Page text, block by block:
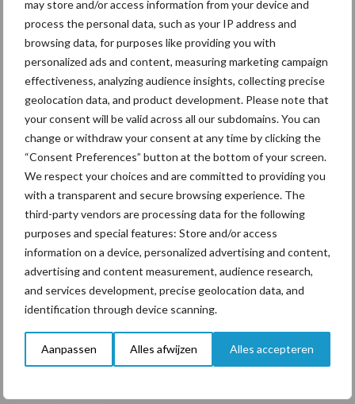
may store and/or access information from your device and
process the personal data, such as your IP address and
browsing data, for purposes like providing you with
personalized ads and content, measuring marketing campaign
effectiveness, analyzing audience insights, collecting precise
geolocation data, and product development. Please note that
your consent will be valid across all our subdomains. You can
change or withdraw your consent at any time by clicking the
“Consent Preferences” button at the bottom of your screen.
We respect your choices and are committed to providing you
with a transparent and secure browsing experience. The
third-party vendors are processing data for the following
purposes and special features: Store and/or access
information on a device, personalized advertising and content,
advertising and content measurement, audience research,
and services development, precise geolocation data, and
identification through device scanning.
Aanpassen Alles afwijzen Alles accepteren
Primaire
Sidebar
Recent nieuws Partner nieuws
6 aug
ForFarmers ziet volume en
marktaandeel groeien in krimpende
Nederlandse markt
6 aug
Tien praktische tips voor een
langere levensduur
Mastitis Hittestress
Toon meer